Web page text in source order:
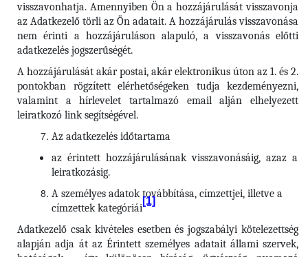
visszavonhatja. Amennyiben Ön a hozzájárulását visszavonja
az Adatkezelő törli az Ön adatait. A hozzájárulás visszavonása
nem érinti a hozzájáruláson alapuló, a visszavonás előtti
adatkezelés jogszerűségét.
A hozzájárulását akár postai, akár elektronikus úton az 1. és 2.
pontokban rögzített elérhetőségeken tudja kezdeményezni,
valamint a hírlevelet tartalmazó email alján elhelyezett
leiratkozó link segítségével.
Az adatkezelés időtartama
az érintett hozzájárulásának visszavonásáig, azaz a
leiratkozásig.
A személyes adatok továbbítása, címzettjei, illetve a
címzettek kategóriái
[1]
Adatkezelő csak kivételes esetben és jogszabályi kötelezettség
alapján adja át az Érintett személyes adatait állami szervek,